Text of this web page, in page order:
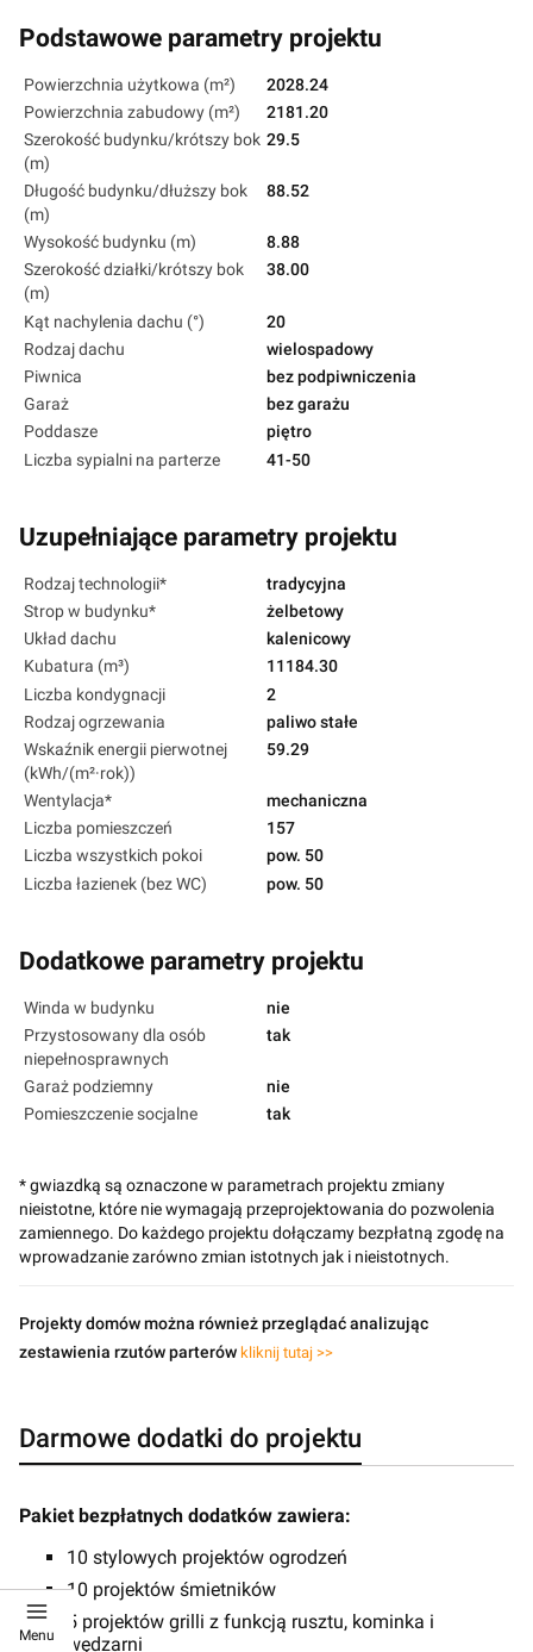
Podstawowe parametry projektu
Powierzchnia użytkowa (m²)
2028.24
Powierzchnia zabudowy (m²)
2181.20
Szerokość budynku/krótszy bok
(m)
29.5
Długość budynku/dłuższy bok
(m)
88.52
Wysokość budynku (m)
8.88
Szerokość działki/krótszy bok
(m)
38.00
Kąt nachylenia dachu (°)
20
Rodzaj dachu
wielospadowy
Piwnica
bez podpiwniczenia
Garaż
bez garażu
Poddasze
piętro
Liczba sypialni na parterze
41-50
Uzupełniające parametry projektu
Rodzaj technologii*
tradycyjna
Strop w budynku*
żelbetowy
Układ dachu
kalenicowy
Kubatura (m³)
11184.30
Liczba kondygnacji
2
Rodzaj ogrzewania
paliwo stałe
Wskaźnik energii pierwotnej
(kWh/(m²·rok))
59.29
Wentylacja*
mechaniczna
Liczba pomieszczeń
157
Liczba wszystkich pokoi
pow. 50
Liczba łazienek (bez WC)
pow. 50
Dodatkowe parametry projektu
Winda w budynku
nie
Przystosowany dla osób
niepełnosprawnych
tak
Garaż podziemny
nie
Pomieszczenie socjalne
tak
* gwiazdką są oznaczone w parametrach projektu zmiany
nieistotne, które nie wymagają przeprojektowania do pozwolenia
zamiennego. Do każdego projektu dołączamy bezpłatną zgodę na
wprowadzanie zarówno zmian istotnych jak i nieistotnych.
Projekty domów można również przeglądać analizując
zestawienia rzutów parterów kliknij tutaj >>
Darmowe dodatki do projektu
Pakiet bezpłatnych dodatków zawiera:
10 stylowych projektów ogrodzeń
10 projektów śmietników
5 projektów grilli z funkcją rusztu, kominka i
wędzarni
Menu